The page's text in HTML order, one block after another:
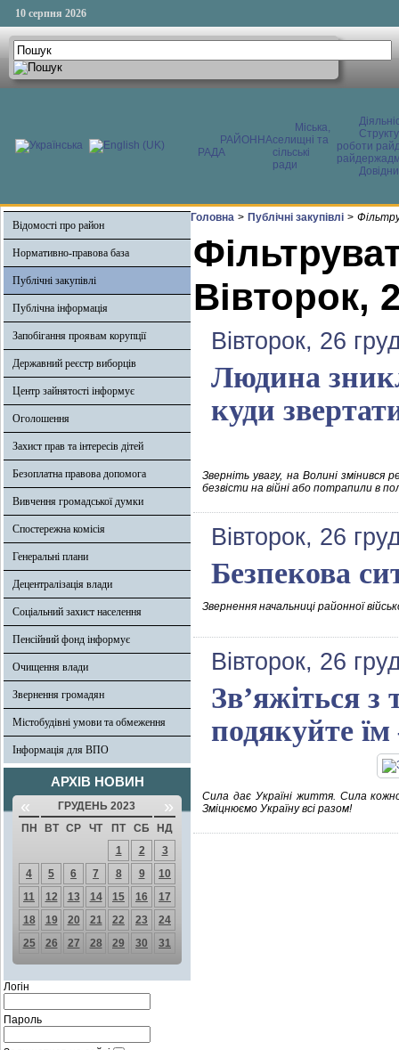
10 серпня 2026
РАЙОННА
РАДА
Міська,
селищні та
сільські
ради
роботи
Відомості про район
Нормативно-правова база
Публічні закупівлі
Публічна інформація
Запобігання проявам корупції
Державний реєстр виборців
Центр зайнятості інформує
Оголошення
Захист прав та інтересів дітей
Безоплатна правова допомога
Вивчення громадської думки
Спостережна комісія
Генеральні плани
Децентралізація влади
Соціальний захист населення
Пенсійний фонд інформує
Очищення влади
Звернення громадян
Містобудівні умови та обмеження
Інформація для ВПО
АРХІВ НОВИН
« ГРУДЕНЬ 2023 »
ПН ВТ СР ЧТ ПТ СБ
НД
1
2
3
4
5 6 7 8 9
10
11
12 13 14 15 16
17
18
19 20 21 22 23
24
25
26 27 28 29 30 31
Логін
Пароль
Головна > Публічні закупівлі >
Вівторок,
Вівторок, 26
Людина
куди
Зверніть увагу, на Волині змінився
безвісти на війні або потрапили в
Вівторок, 26
Безпекова
Звернення начальниці районної
Вівторок, 26
Зв’яжіться
подякуйте
Сила дає Україні життя. Сила
Зміцнюємо Україну всі разом!